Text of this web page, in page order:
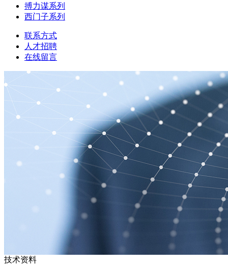
搏力谋系列
西门子系列
联系方式
人才招聘
在线留言
技术资料